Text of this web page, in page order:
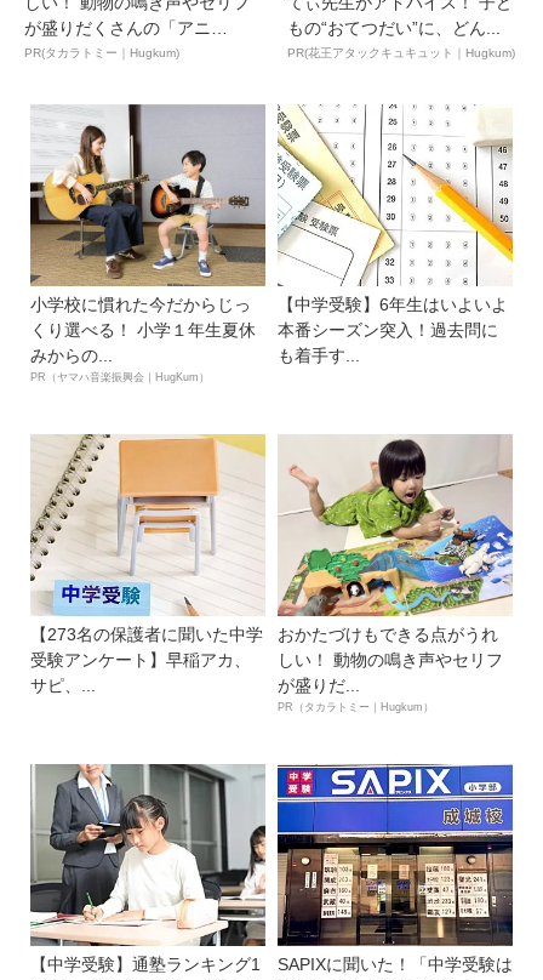
が盛りだくさんの「アニ
ア ...
PR(タカラトミー｜Hugkum)
もの“おてつだい”に、どん...
PR(花王アタックキュキュット｜Hugkum)
小学校に慣れた今だからじっ
くり選べる！ 小学１年生夏休
みからの...
PR（ヤマハ音楽振興会｜HugKum）
【中学受験】6年生はいよいよ
本番シーズン突入！過去問に
も着手す...
【273名の保護者に聞いた中学
受験アンケート】早稲アカ、
サピ、...
おかたづけもできる点がうれ
しい！ 動物の鳴き声やセリフ
が盛りだ...
PR（タカラトミー｜Hugkum）
【中学受験】通塾ランキング1
SAPIXに聞いた！「中学受験は